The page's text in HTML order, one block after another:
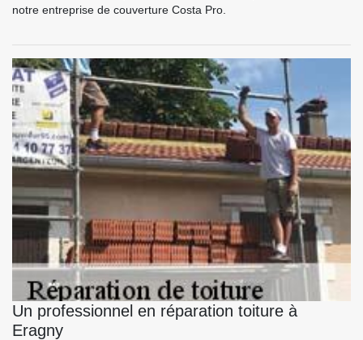
notre entreprise de couverture Costa Pro.
Un professionnel en réparation toiture à
Eragny